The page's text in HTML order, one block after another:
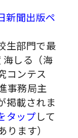
新聞出版ペ
生部門で最
しる（海
コンテス
事務局主
掲載されま
タップして
ます）